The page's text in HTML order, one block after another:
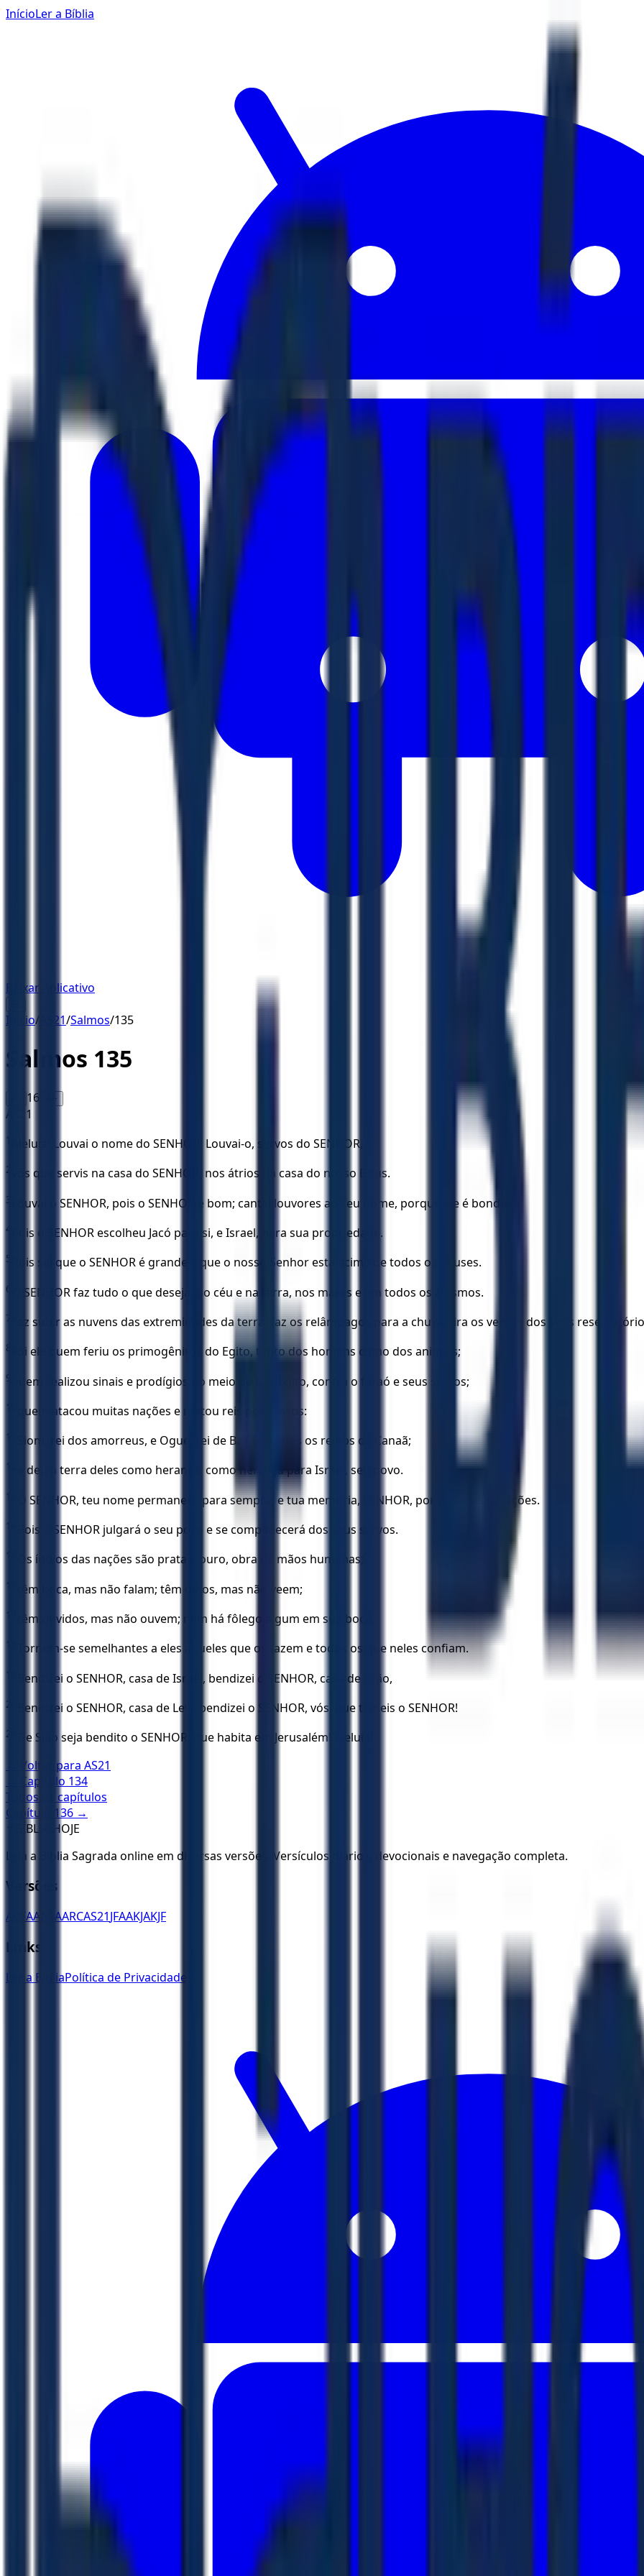
InícioLer a Bíblia
Baixar Aplicativo
Início/ AS21/Salmos/135
Salmos 135
16 A+
AS21
1 Aleluia! Louvai o nome do SENHOR! Louvai-o, servos do SENHOR,
2 vós que servis na casa do SENHOR, nos átrios da casa do nosso Deus.
3 Louvai o SENHOR, pois o SENHOR é bom; cantai louvores ao seu nome, porque ele é bondoso.
4 Pois o SENHOR escolheu Jacó para si, e Israel, para sua propriedade.
5 Pois sei que o SENHOR é grande e que o nosso Senhor está acima de todos os deuses.
6 O SENHOR faz tudo o que deseja, no céu e na terra, nos mares e em todos os abismos.
7 Faz subir as nuvens das extremidades da terra; faz os relâmpagos para a chuva; tira os ventos dos seus
8 Foi ele quem feriu os primogênitos do Egito, tanto dos homens como dos animais;
9 quem realizou sinais e prodígios no meio de ti, ó Egito, contra o faraó e seus servos;
10 quem atacou muitas nações e matou reis poderosos:
11 Siom, rei dos amorreus, e Ogue, rei de Basã, e todos os reinos de Canaã;
12 e deu a terra deles como herança, como herança para Israel, seu povo.
13 Ó SENHOR, teu nome permanece para sempre; e tua memória, SENHOR, por todas as gerações.
14 Pois o SENHOR julgará o seu povo e se compadecerá dos seus servos.
15 Os ídolos das nações são prata e ouro, obra de mãos humanas;
16 têm boca, mas não falam; têm olhos, mas não veem;
17 têm ouvidos, mas não ouvem; nem há fôlego algum em sua boca.
18 Tornem-se semelhantes a eles aqueles que os fazem e todos os que neles confiam.
19 Bendizei o SENHOR, casa de Israel, bendizei o SENHOR, casa de Arão,
20 Bendizei o SENHOR, casa de Levi, bendizei o SENHOR, vós, que temeis o SENHOR!
21
De Sião seja bendito o SENHOR, que habita em Jerusalém! Aleluia!
← Voltar para AS21
← Capítulo 134
Todos os capítulos
Capítulo
136 →
BÍBLIA HOJE
Leia a Bíblia Sagrada online em diversas versões. Versículos diários, devocionais e navegação completa.
Versões
ACFAA ARAARCAS21JFAAKJAKJF
Links
Ler a BíbliaPolítica de Privacidade